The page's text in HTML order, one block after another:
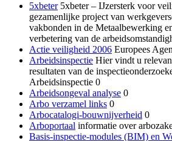
5xbeter5xbeter – IJzersterk voor
gezamenlijke project van
vakbonden in de Metaalbewerking
verbetering van de
Actie veiligheid 2006 Europees
Arbeidsinspectie Hier vindt u
resultaten van de
Arbeidsinspectie 0
Arbeidsongeval analyse 0
Arbo verzamel links 0
Arbocatalogi-bouwnijverheid 0
Arboportaal informatie over
Basis-inspectie-modules (BIM) en